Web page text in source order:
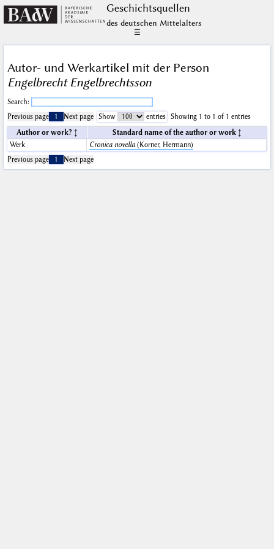
Geschichts­quellen
des deutschen Mittelalters
☰
Autor- und Werkartikel mit der Person
Engelbrecht Engelbrechtsson
Search:
Previous page
1 Next page Show entries
Showing 1 to 1 of 1 entries
Author or work?
Standard name of the author or work
Werk
Cronica novella(Korner, Hermann)
Previous page
1 Next page